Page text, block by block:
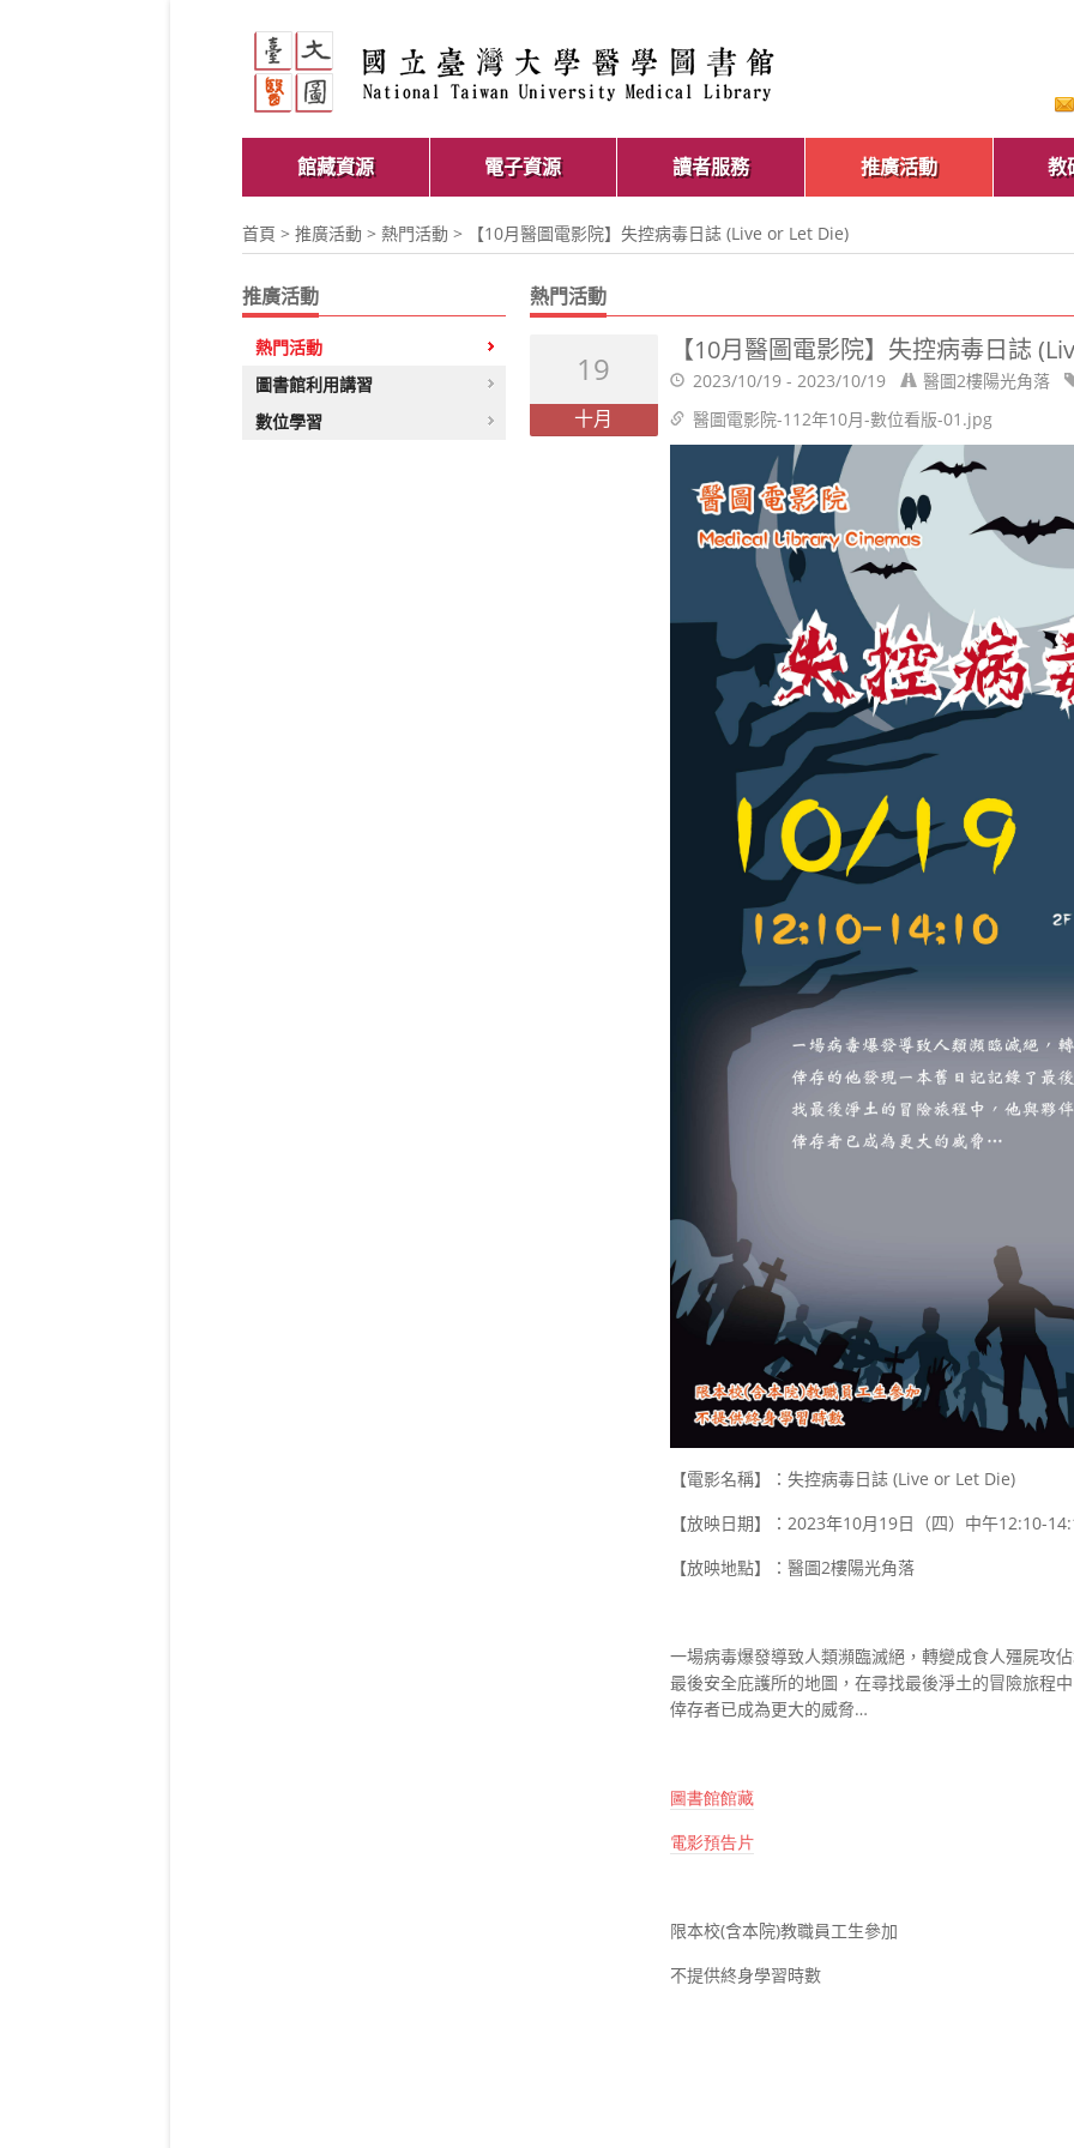
館藏資源 電子資源 讀者服務 推廣活動 教
首頁 > 推廣活動 > 熱門活動 > 【10月醫圖電影院】失控病毒日誌 (Live or Let Die)
推廣活動
熱門活動
圖書館利用講習
數位學習
熱門活動
19
十月
【10月醫圖電影院】失控病毒日誌
2023/10/19 - 2023/10/19
醫圖2樓陽光角落
醫圖電影院-112年10月-數位看版-01.jpg
【電影名稱】：失控病毒日誌(Live or Let Die)
【放映日期】： 2023年10月19日（四）中午12:10-
【放映地點】：醫圖2樓陽光角落
一場病毒爆發導致人類瀕臨滅絕，轉變成食人殭屍攻
最後安全庇護所的地圖，在尋找最後淨土的冒險旅程
倖存者已成為更大的威脅…
圖書館館藏
電影預告片
限本校(含本院)教職員工生參加
不提供終身學習時數